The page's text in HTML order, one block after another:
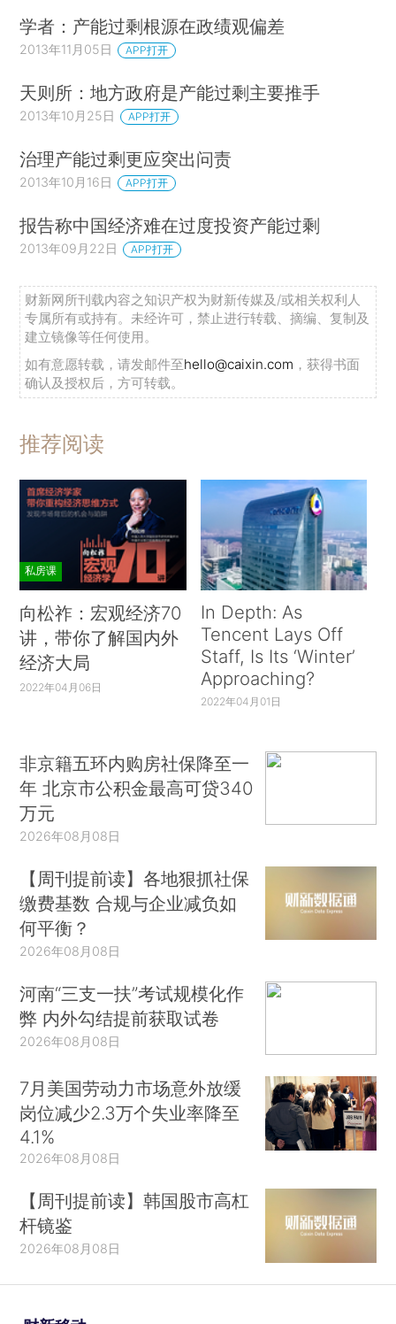
学者：产能过剩根源在政绩观偏差
2013年11月05日 APP打开
天则所：地方政府是产能过剩主要推手
2013年10月25日 APP打开
治理产能过剩更应突出问责
2013年10月16日 APP打开
报告称中国经济难在过度投资产能过剩
2013年09月22日 APP打开
财新网所刊载内容之知识产权为财新传媒及/或相关权利人
专属所有或持有。未经许可，禁止进行转载、摘编、复制及
建立镜像等任何使用。
如有意愿转载，请发邮件至hello@caixin.com ，获得书面
确认及授权后，方可转载。
推荐阅读
私房课
向松祚：宏观经济70
讲，带你了解国内外
经济大局
2022年04月06日
In Depth: As
Tencent Lays Off
Staff, Is Its ‘Winter’
Approaching?
2022年04月01日
非京籍五环内购房社保降至一
年 北京市公积金最高可贷340
万元
2026年08月08日
【周刊提前读】各地狠抓社保
缴费基数 合规与企业减负如
何平衡？
2026年08月08日
河南“三支一扶”考试规模化作
弊 内外勾结提前获取试卷
2026年08月08日
7月美国劳动力市场意外放缓
岗位减少2.3万个失业率降至
4.1%
2026年08月08日
【周刊提前读】韩国股市高杠
杆镜鉴
2026年08月08日